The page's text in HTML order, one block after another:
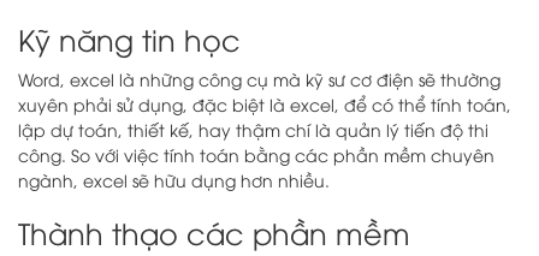
Kỹ năng tin học
Word, excel là những công cụ mà kỹ sư cơ điện sẽ thường
xuyên phải sử dụng, đặc biệt là excel, để có thể tính toán,
lập dự toán, thiết kế, hay thậm chí là quản lý tiến độ thi
công. So với việc tính toán bằng các phần mềm chuyên
ngành, excel sẽ hữu dụng hơn nhiều.
Thành thạo các phần mềm